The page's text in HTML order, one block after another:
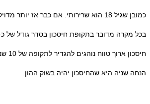
כמובן שגיל 18 הוא שרירותי. אם כבר אז יותר מדויק זה גיל 21.
בכל מקרה מדובר בתקופת חיסכון בסדר גודל של כ- 20
חיסכון ארוך טווח נוהגים להגדיר לתקופה של 10 שנים לפחות (הנחה ראשונה).
הנחה שניה היא שהחיסכון יהיה בשוק ההון.